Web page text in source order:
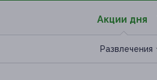
Акции дня
Развлечения